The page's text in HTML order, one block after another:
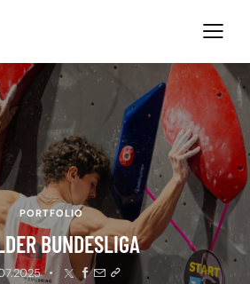
PORTFOLIO
BUNDESLIGA